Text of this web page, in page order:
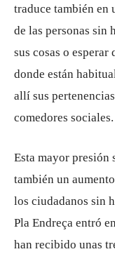
traduce también en
de las personas sin
sus cosas o esperar
donde están
allí sus
comedores sociales.
Esta mayor
también un
los ciudadanos sin
Pla Endreça entró
han recibido unas